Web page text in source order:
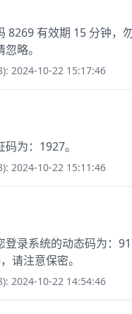
8269 有效期 15 分钟，
略。
2024-10-22 15:17:46
码为：1927。
2024-10-22 15:11:46
登录系统的动态码为：
请注意保密。
2024-10-22 14:54:46